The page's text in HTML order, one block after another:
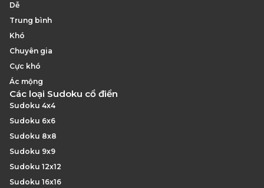
Dễ
Trung bình
Khó
Chuyên gia
Cực khó
Ác mộng
Các loại Sudoku cổ điển
Sudoku 4x4
Sudoku 6x6
Sudoku 8x8
Sudoku 9x9
Sudoku 12x12
Sudoku 16x16